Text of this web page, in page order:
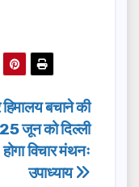
बचाने की
जून को दिल्ली
होगा विचार मंथनः
उपाध्याय